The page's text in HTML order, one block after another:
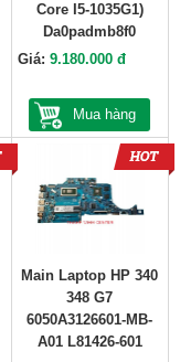
Core I5-1035G1)
Da0padmb8f0
Giá: 9.180.000 đ
Mua hàng
Main Laptop HP 340
348 G7
6050A3126601-MB-
A01 L81426-601